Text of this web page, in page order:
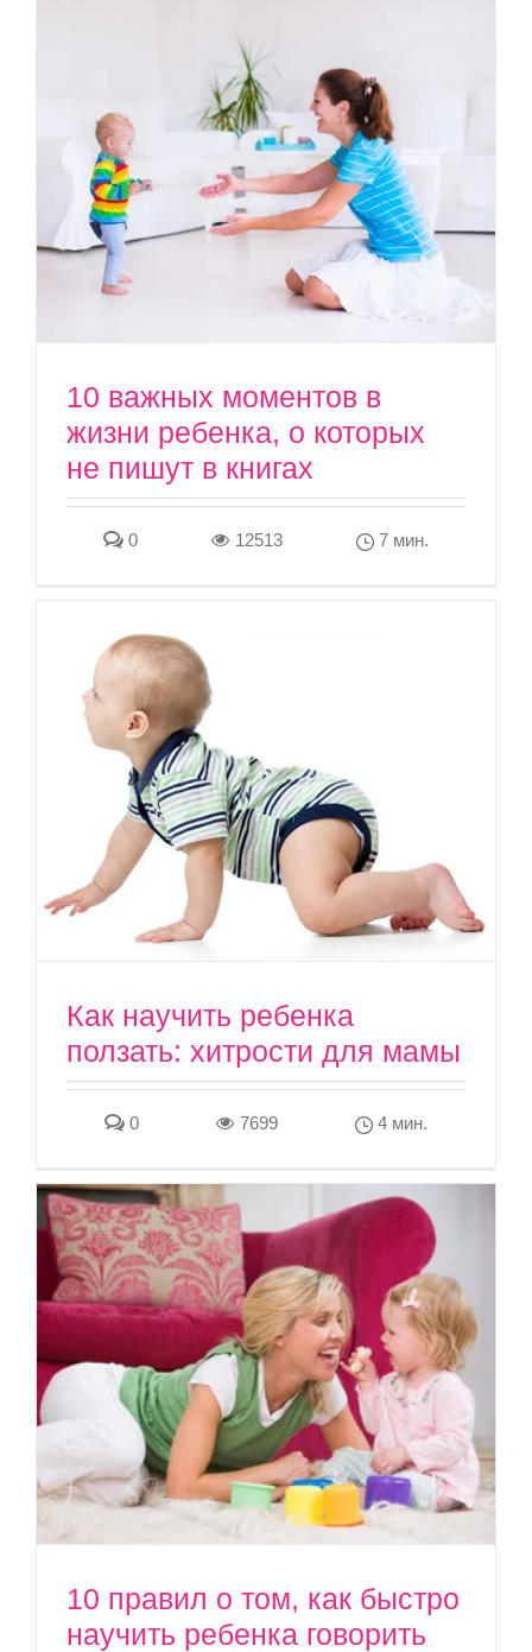
10 важных моментов в
жизни ребенка, о которых
не пишут в книгах
0 12513 7 мин.
Как научить ребенка
ползать: хитрости для мамы
0 7699 4 мин.
10 правил о том, как быстро
научить ребенка говорить